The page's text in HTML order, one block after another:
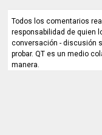
Todos los comentarios
responsabilidad de quien
conversación - discusión
probar. QT es un medio
manera.